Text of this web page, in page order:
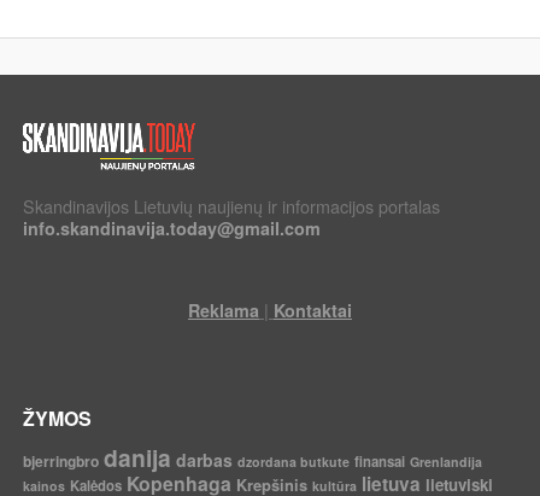
Skandinavijos Lietuvių naujienų ir informacijos portalas
info.skandinavija.today@gmail.com
Reklama | Kontaktai
ŽYMOS
bjerringbro danija darbas dzordana butkute finansai Grenlandija
kainos Kalėdos Kopenhaga Krepšinis kultūra lietuva lietuviski